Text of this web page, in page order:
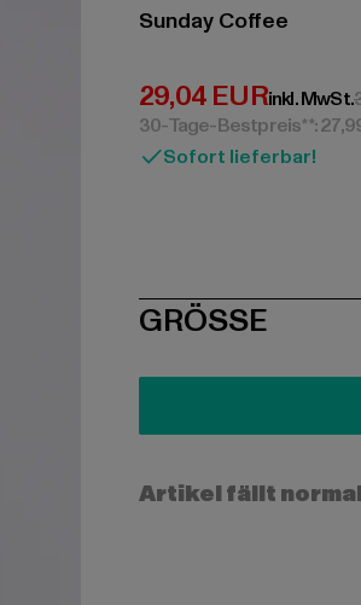
Sunday Coffee
29,04 EUR
Derzeitiger Preis:
inkl. MwSt.
30-Tage-Bestpreis**:
Sofort lieferbar!
SIZE
GRÖSSE
Artikel fällt